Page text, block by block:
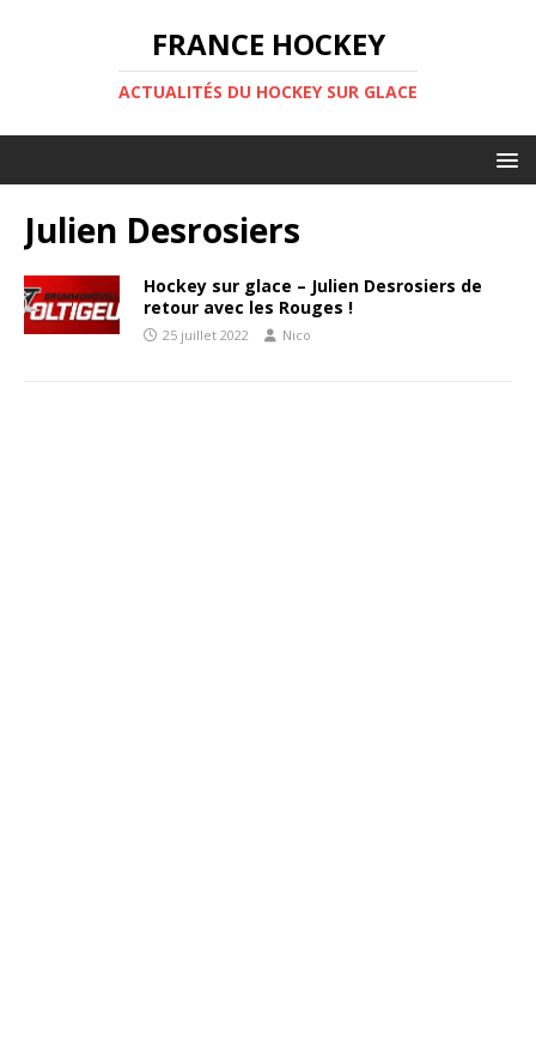
FRANCE HOCKEY
ACTUALITÉS DU HOCKEY SUR GLACE
Julien Desrosiers
Hockey sur glace – Julien Desrosiers de
retour avec les Rouges !
25 juillet 2022 Nico